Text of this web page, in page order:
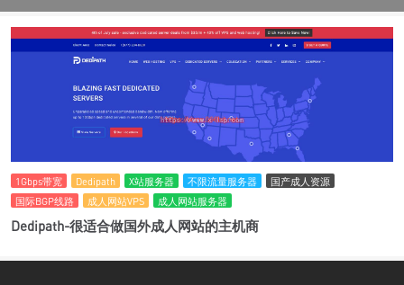
1Gbps带宽 Dedipath X站服务器 不限流量服务器
国产成人资源
国际BGP线路
成人网站VPS 成人网站服务器
Dedipath-很适合做国外成人网站的主机商